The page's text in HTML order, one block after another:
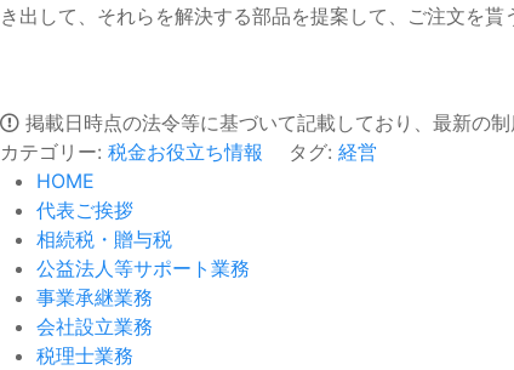
き出して、それらを解決する部品を提案して、ご注文を貰
掲載日時点の法令等に基づいて記載しており、最新の制
カテゴリー: 税金お役立ち情報 タグ: 経営
HOME
代表ご挨拶
相続税・贈与税
公益法人等サポート業務
事業承継業務
会社設立業務
税理士業務